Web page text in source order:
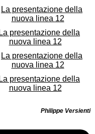
Philippe Versienti